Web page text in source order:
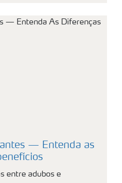
— Entenda as
entre adubos e